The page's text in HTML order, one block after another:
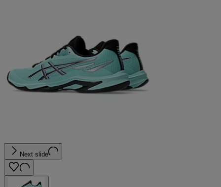
Next slide